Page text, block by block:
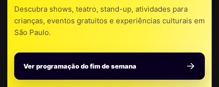
Descubra shows, teatro, stand-up, atividades para
crianças, eventos gratuitos e experiências culturais em
São Paulo.
Ver programação do fim de semana